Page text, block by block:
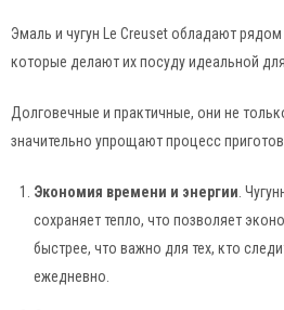
Эмаль и чугун Le Creuset обладают рядом
которые делают их посуду идеальной
Долговечные и практичные, они не
значительно упрощают процесс
Экономия времени и энергии.
сохраняет тепло, что позволяет
быстрее, что важно для тех, кто
ежедневно.